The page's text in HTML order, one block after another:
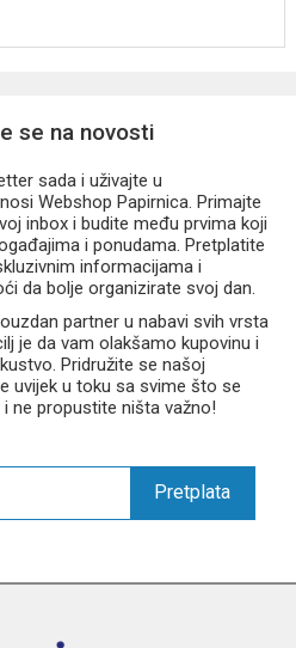
se na novosti
sada i uživajte u
Webshop Papirnica. Primajte
inbox i budite među prvima koji
i ponudama. Pretplatite
informacijama i
da bolje organizirate svoj dan.
partner u nabavi svih vrsta
je da vam olakšamo kupovinu i
Pridružite se našoj
uvijek u toku sa svime što se
ne propustite ništa važno!
Pretplata